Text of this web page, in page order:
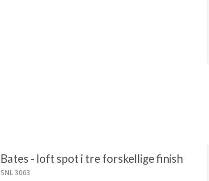
Bates - loft spot i tre forskellige finish
SNL 3063